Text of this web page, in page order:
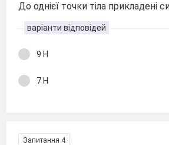
До однієї точки тіла прикладені
варіанти відповідей
9 Н
7 Н
Запитання 4